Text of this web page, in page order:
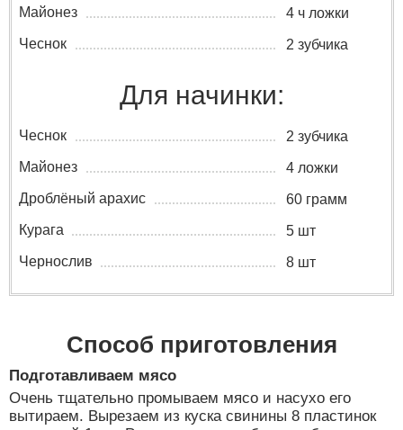
Майонез
4 ч ложки
Чеснок
2 зубчика
Для начинки:
Чеснок
2 зубчика
Майонез
4 ложки
Дроблёный арахис
60 грамм
Курага
5 шт
Чернослив
8 шт
Способ приготовления
Подготавливаем мясо
Очень тщательно промываем мясо и насухо его
вытираем. Вырезаем из куска свинины 8 пластинок